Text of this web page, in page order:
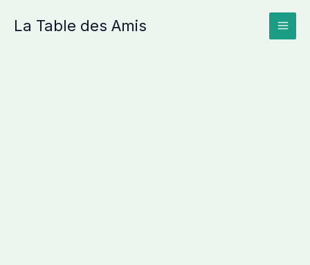
La Table des Amis